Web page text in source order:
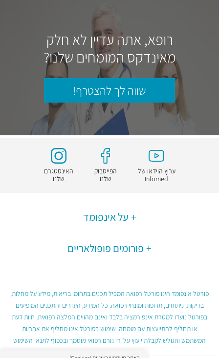
רופא, אתה עדיין לא חלק
מאינדקס המומחים שלנו?
שווה לך להצטרף!
ערוץ הוידאו של
Infomed
הפייסבוק
שלנו
האינסטגרם
שלנו
על אינפומד
פורומים פופולאריים
פורטל אינפומד הינו פורטל רפואה המכיל תכנים בתחומי בריאות, מידע על מחלות,
בדיקות, ניתוחים, תרופות ומונחי רפואה. כל המידע, העזרים והתכנים המופיעים
בפורטל נועדו למטרת אינפורמציה בלבד ואינם מהווים המלצה רפואית, חוות דעת
או תחליף להתייעצות עם מומחה. שימוש בפורטל אינו מחליף את אחריות
המשתמש והגולש לקבלת ייעוץ על ידי גורם רפואי מוסמך ובכפוף לתנאי השימוש
בפורטל.